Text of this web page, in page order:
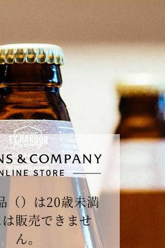
（）は20歳未満
販売できませ
ん。